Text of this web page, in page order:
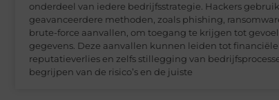
onderdeel van iedere bedrijfsstrategie. Hackers
geavanceerdere methoden, zoals phishing,
brute-force aanvallen, om toegang te krijgen tot
gegevens. Deze aanvallen kunnen leiden tot financiële
reputatieverlies en zelfs stillegging van
begrijpen van de risico’s en de juiste